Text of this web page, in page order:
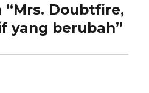
Doubtfire,
yang berubah”